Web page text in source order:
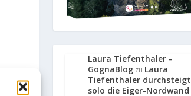
Laura Tiefenthaler -
GognaBlog zu Laura
Tiefenthaler durchsteigt
solo die Eiger-Nordwand